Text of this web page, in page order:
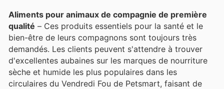
Aliments pour animaux de compagnie de première
qualité – Ces produits essentiels pour la santé et le
bien-être de leurs compagnons sont toujours très
demandés. Les clients peuvent s'attendre à trouver
d'excellentes aubaines sur les marques de nourriture
sèche et humide les plus populaires dans les
circulaires du Vendredi Fou de Petsmart, faisant de